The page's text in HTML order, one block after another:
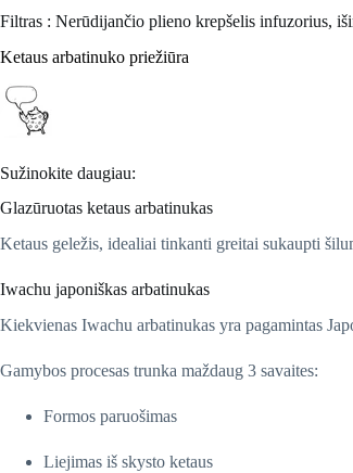
Filtras : Nerūdijančio plieno krepšelis infuzorius,
Ketaus arbatinuko priežiūra
Sužinokite daugiau:
Glazūruotas ketaus arbatinukas
Ketaus geležis, idealiai tinkanti greitai sukaupti
Iwachu japoniškas arbatinukas
Kiekvienas Iwachu arbatinukas yra pagamintas
Gamybos procesas trunka maždaug 3 savaites:
Formos paruošimas
Liejimas iš skysto ketaus